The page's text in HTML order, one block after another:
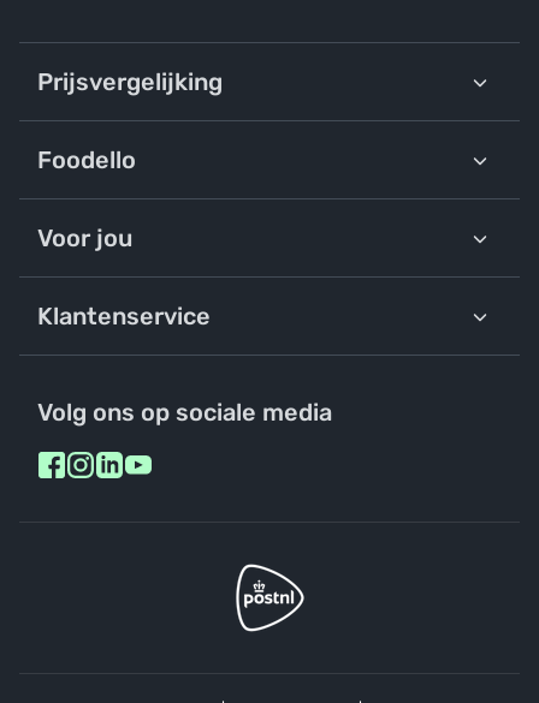
Prijsvergelijking
Foodello
Voor jou
Klantenservice
Volg ons op sociale media